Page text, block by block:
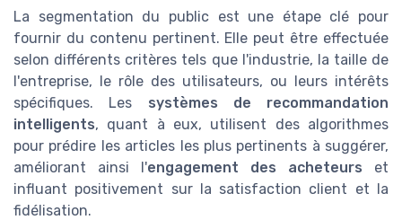
La segmentation du public est une étape clé pour
fournir du contenu pertinent. Elle peut être effectuée
selon différents critères tels que l'industrie, la taille de
l'entreprise, le rôle des utilisateurs, ou leurs intérêts
spécifiques. Les systèmes de recommandation
intelligents, quant à eux, utilisent des algorithmes
pour prédire les articles les plus pertinents à suggérer,
améliorant ainsi l'engagement des acheteurs et
influant positivement sur la satisfaction client et la
fidélisation.